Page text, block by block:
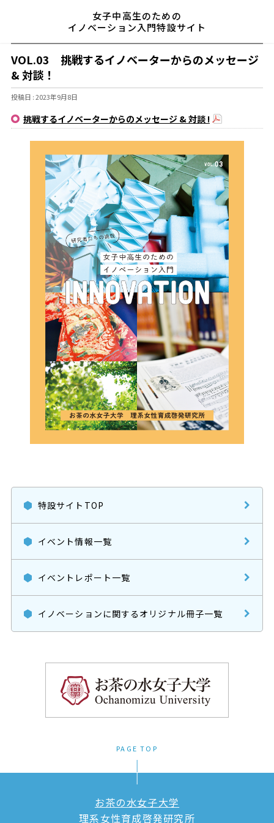
女子中高生のための
イノベーション入門特設サイト
VOL.03 挑戦するイノベーターからのメッセージ
& 対談！
投稿日 : 2023年9月8日
挑戦するイノベーターからのメッセージ & 対談 !
特設サイトTOP
イベント情報一覧
イベントレポート一覧
イノベーションに関するオリジナル冊子一覧
PAGE TOP
お茶の水女子大学
理系女性育成啓発研究所